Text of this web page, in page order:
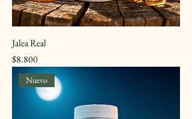
Jalea Real
Precio
$8.800
Nuevo